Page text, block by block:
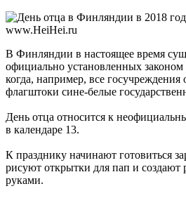
В Финляндии в настоящее время
официально установленных законом
когда, например, все госучреждения
флагштоки сине-белые
День отца относится к
в календаре 13.
К празднику начинают готовиться
рисуют открытки для пап и создают
руками.